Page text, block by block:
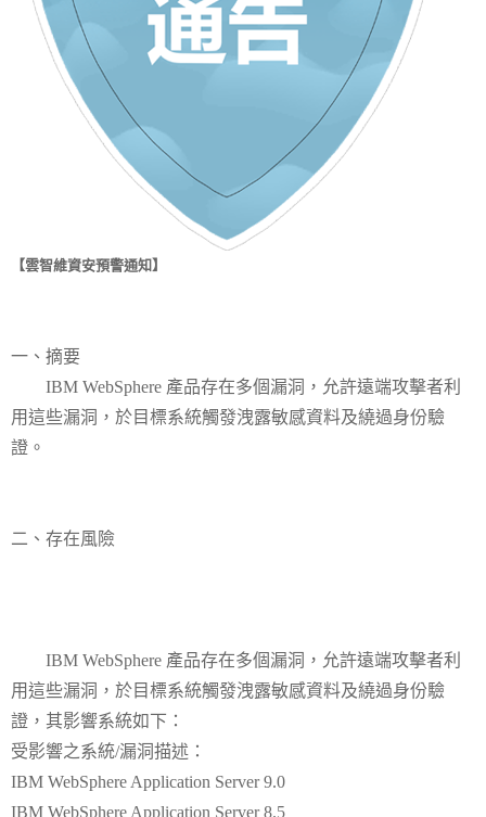
【雲智維資安預警通知】
一、摘要
IBM WebSphere 產品存在多個漏洞，允許遠端攻擊者利
用這些漏洞，於目標系統觸發洩露敏感資料及繞過身份驗
證。
二、存在風險
IBM WebSphere 產品存在多個漏洞，允許遠端攻擊者利
用這些漏洞，於目標系統觸發洩露敏感資料及繞過身份驗
證，其影響系統如下：
受影響之系統/漏洞描述：
IBM WebSphere Application Server 9.0
IBM WebSphere Application Server 8.5